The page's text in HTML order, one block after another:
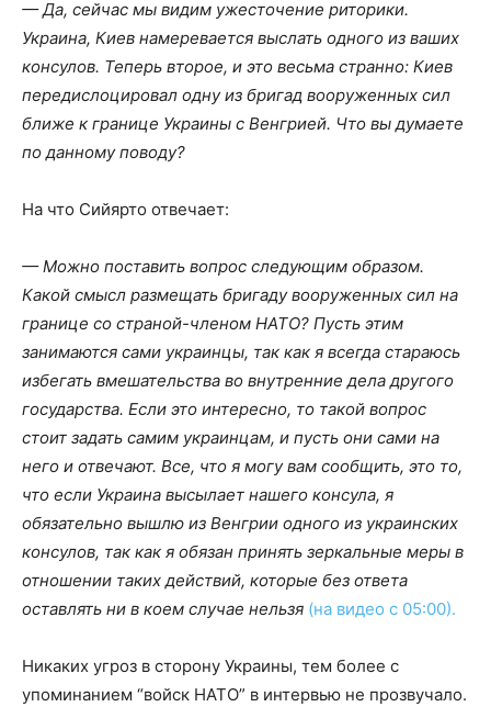
— Да, сейчас мы видим ужесточение риторики.
Украина, Киев намеревается выслать одного из ваших
консулов. Теперь второе, и это весьма странно: Киев
передислоцировал одну из бригад вооруженных сил
ближе к границе Украины с Венгрией. Что вы думаете
по данному поводу?
На что Сийярто отвечает:
— Можно поставить вопрос следующим образом.
Какой смысл размещать бригаду вооруженных сил на
границе со страной-членом НАТО? Пусть этим
занимаются сами украинцы, так как я всегда стараюсь
избегать вмешательства во внутренние дела другого
государства. Если это интересно, то такой вопрос
стоит задать самим украинцам, и пусть они сами на
него и отвечают. Все, что я могу вам сообщить, это то,
что если Украина высылает нашего консула, я
обязательно вышлю из Венгрии одного из украинских
консулов, так как я обязан принять зеркальные меры в
отношении таких действий, которые без ответа
оставлять ни в коем случае нельзя (на видео с 05:00).
Никаких угроз в сторону Украины, тем более с
упоминанием “войск НАТО” в интервью не прозвучало.